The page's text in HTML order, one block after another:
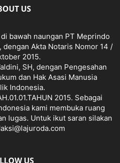
US
bawah naungan PT Meprindo
Akta Notaris Nomor 14 /
2015.
SH, dengan Pengesahan
dan Hak Asasi Manusia
Indonesia.
2015. Sebagai
kami membuka ruang
lugas. Untuk ikut saran silakan
US